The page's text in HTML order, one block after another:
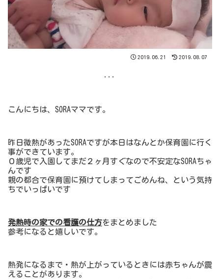
2019.06.21 2019.08.07
...
こんにちは、SORAママです。
昨日微熱があったSORAですが本日はなんとか保育園に行く
事ができています。
０歳児で入園してまだ２ヶ月すぐなので不安定なSORAちゃ
んです
親の都合で保育園に預けてしまってごめんね、という気持
ちでいっぱいです
発熱時の家での看護の仕方をまとめました
参考になると嬉しいです。
熱発になるまで・熱が上がっているときには赤ちゃんが震
えることがあります。